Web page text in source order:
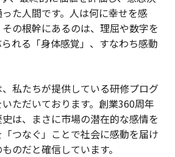
た人間です。人は何に幸せを感
の根幹にあるのは、理屈や数字を
れる「身体感覚」、すなわち感動
私たちが提供している研修プログ
ただいております。創業360周年
は、まさに市場の潜在的な感情を
つなぐ」ことで社会に感動を届け
のだと確信しています。